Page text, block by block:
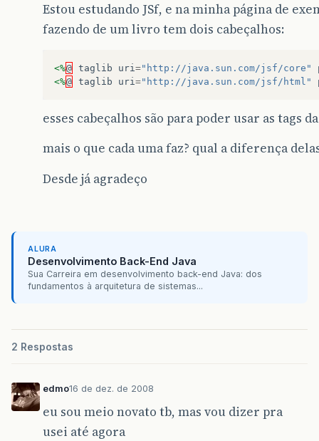
Estou estudando JSf, e na minha página de
fazendo de um livro tem dois cabeçalhos:
<%@ taglib uri ="http://java.sun.com/jsf/core"
<%@ taglib uri ="http://java.sun.com/jsf/html"
esses cabeçalhos são para poder usar as tags
mais o que cada uma faz? qual a diferença
Desde já agradeço
ALURA
Desenvolvimento Back-End Java
Sua Carreira em desenvolvimento back-end Java: dos
fundamentos à arquitetura de sistemas...
2 Respostas
edmo16 de dez. de 2008
eu sou meio novato tb, mas vou dizer pra
usei até agora